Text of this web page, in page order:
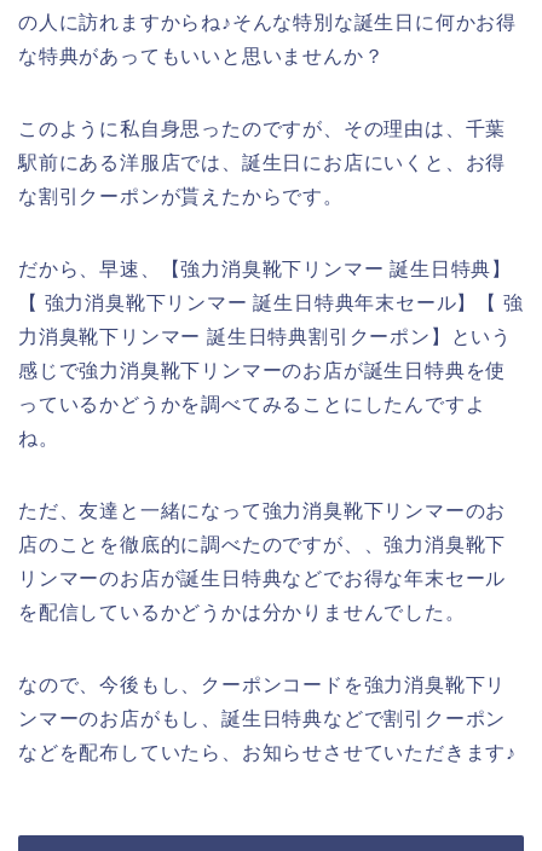
の人に訪れますからね♪そんな特別な誕生日に何かお得
な特典があってもいいと思いませんか？
このように私自身思ったのですが、その理由は、千葉
駅前にある洋服店では、誕生日にお店にいくと、お得
な割引クーポンが貰えたからです。
だから、早速、【強力消臭靴下リンマー 誕生日特典】
【 強力消臭靴下リンマー 誕生日特典年末セール】【 強
力消臭靴下リンマー 誕生日特典割引クーポン】という
感じで強力消臭靴下リンマーのお店が誕生日特典を使
っているかどうかを調べてみることにしたんですよ
ね。
ただ、友達と一緒になって強力消臭靴下リンマーのお
店のことを徹底的に調べたのですが、、強力消臭靴下
リンマーのお店が誕生日特典などでお得な年末セール
を配信しているかどうかは分かりませんでした。
なので、今後もし、クーポンコードを強力消臭靴下リ
ンマーのお店がもし、誕生日特典などで割引クーポン
などを配布していたら、お知らせさせていただきます♪